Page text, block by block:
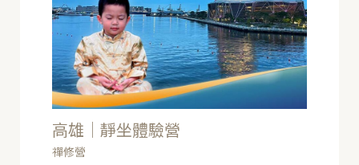
高雄｜靜坐體驗營
禪修營